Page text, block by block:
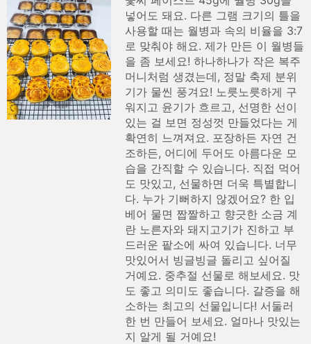
넣어도 돼요. 다른 그램 크기의 틀을
사용할 때는 월병과 속의 비율을 3:7
로 맞춰야 해요. 제가 만든 이 월병들
을 좀 보세요! 하나하나가 작은 복주
머니처럼 생겼는데, 정말 축제 분위
기가 물씬 풍겨요! 노릇노릇하게 구
워지고 윤기가 흐르고, 선명한 선이
있는 걸 보면 정성껏 만들었다는 게
확연히 느껴져요. 포장하든 자연 건
조하든, 어디에 두어도 아름다운 모
습을 간직할 수 있습니다. 직접 먹어
도 맛있고, 선물하면 더욱 특별합니
다. 누가 기뻐하지 않겠어요? 한 입
베어 물면 짭짤하고 향긋한 소금 계
란 노른자와 돼지고기가 진하고 부
드러운 팥소에 싸여 있습니다. 너무
맛있어서 빙글빙글 돌리고 싶어질
거예요. 중추절 선물로 해보세요. 맛
도 좋고 의미도 좋습니다. 갈증을 해
소하는 최고의 선물입니다! 서둘러
한 번 만들어 보세요. 얼마나 맛있는
지 알게 될 거예요!